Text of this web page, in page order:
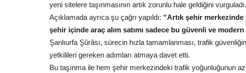
yeni sitelere taşınmasının artık zorunlu hale geldiğini vurguladı.
Açıklamada ayrıca şu çağrı yapıldı: “Artık şehir
şehir içinde araç alım satımı sadece bu güvenli ve
Şanlıurfa Şûrâsı, sürecin hızla tamamlanması, trafik
yetkilileri gereken adımları atmaya davet etti.
Bu taşınma ile hem şehir merkezindeki trafik yoğunluğunun
Müjde: ÖğrenciŞanlıurfa'da Sedef Hastalarına Umut
Olan Tedavi: Biyolojik...